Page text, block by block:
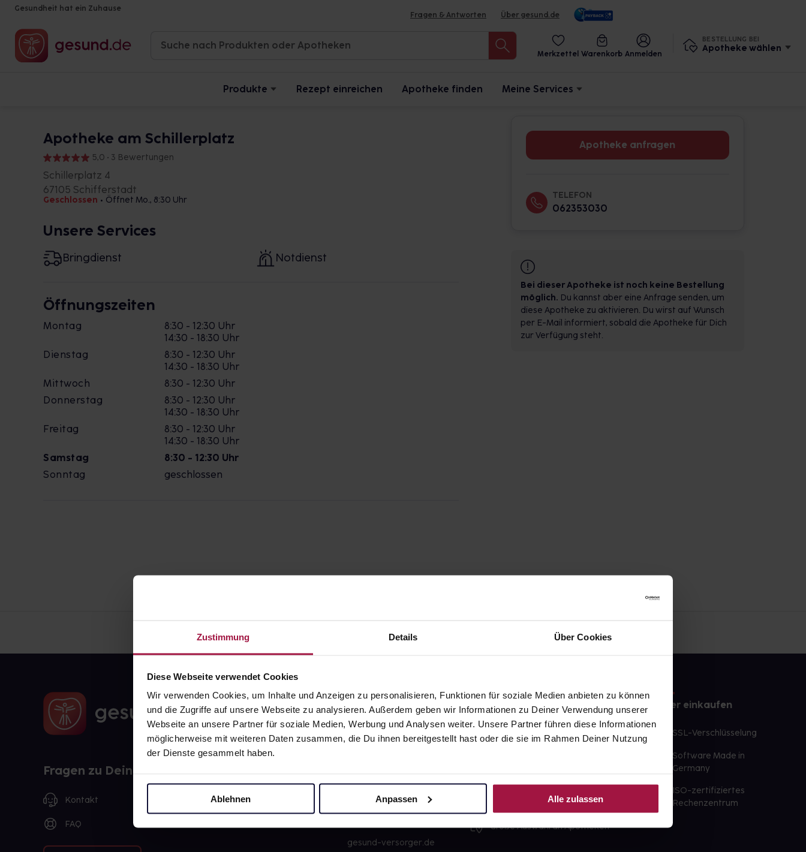
Zustimmung Details Über Cookies
Diese Webseite verwendet Cookies
Wir verwenden Cookies, um Inhalte und Anzeigen zu personalisieren, Funktionen für soziale Medien anbieten zu können
und die Zugriffe auf unsere Webseite zu analysieren. Außerdem geben wir Informationen zu Deiner Verwendung unserer
Webseite an unsere Partner für soziale Medien, Werbung und Analysen weiter. Unsere Partner führen diese Informationen
möglicherweise mit weiteren Daten zusammen, die Du ihnen bereitgestellt hast oder die sie im Rahmen Deiner Nutzung
der Dienste gesammelt haben.
Ablehnen Anpassen Alle zulassen
Gesundheit hat ein Zuhause
Fragen & Antworten Über gesund.de
Merkzettel Warenkorb Anmelden
BESTELLUNG BEI
Apotheke wählen
Produkte Rezept einreichen Apotheke finden Meine Services
Apotheke am Schillerplatz
5,0 • 3 Bewertungen
Schillerplatz 4
67105 Schifferstadt
Geschlossen • Öffnet Mo., 8:30 Uhr
Unsere Services
Bringdienst Notdienst
Öffnungszeiten
Montag
8:30 - 12:30 Uhr
14:30 - 18:30 Uhr
Dienstag
8:30 - 12:30 Uhr
14:30 - 18:30 Uhr
Mittwoch
8:30 - 12:30 Uhr
Donnerstag
8:30 - 12:30 Uhr
14:30 - 18:30 Uhr
Freitag
8:30 - 12:30 Uhr
14:30 - 18:30 Uhr
Samstag
8:30 - 12:30 Uhr
Sonntag
geschlossen
Apotheke anfragen
TELEFON
062353030
Bei dieser Apotheke ist noch keine Bestellung
möglich. Du kannst aber eine Anfrage senden, um
diese Apotheke zu aktivieren. Du wirst auf Wunsch
per E-Mail informiert, sobald die Apotheke für Dich
zur Verfügung steht.
Fragen zu Deiner Bestellung?
Kontakt
FAQ
gesund.de
Über uns
Barrierefreiheitserklärung
gesund-versorger.de
Unsere Vorteile
sofort abholbereit
Freie Wahl der Apotheke
Große Auswahl an Apotheken
Sicher einkaufen
SSL-Verschlüsselung
Software Made in
Germany
ISO-zertifiziertes
Rechenzentrum